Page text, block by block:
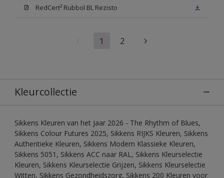
RedCert² Rubbol BL Rezisto
1 2
Kleurcollectie
Sikkens Kleuren van het Jaar 2026 - The Rhythm of Blues,
Sikkens Colour Futures 2025, Sikkens RIJKS Kleuren, Sikkens
Authentieke Kleuren, Sikkens Modern Klassieke Kleuren,
Sikkens 5051, Sikkens ACC naar RAL, Sikkens Kleurselectie
Kleuren, Sikkens Kleurselectie Grijzen, Sikkens Kleurselectie
Witten, Sikkens Gezondheidszorg, Sikkens 200 Kleuren voor